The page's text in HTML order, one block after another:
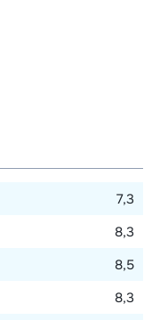
7,3
8,3
8,5
8,3